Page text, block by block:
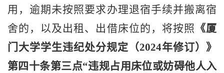
用，逾期未按照要求办理退宿手续并搬离宿
舍的，以及出租、出借床位的，将按照 《厦
门大学学生违纪处分规定（2024年修订）》
第四十条第三点“违规占用床位或妨碍他人入